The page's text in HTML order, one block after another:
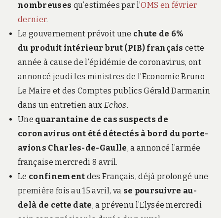
nombreuses qu’estimées par l’OMS en février
dernier.
Le gouvernement prévoit une chute de 6%
du produit intérieur brut (PIB) françaiscette
année à cause de l’épidémie de coronavirus, ont
annoncé jeudi les ministres de l’Economie Bruno
Le Maire et des Comptes publics Gérald Darmanin
dans un entretien auxEchos.
Une quarantaine de cas suspects de
coronavirus ont été détectés à bord du porte-
avions Charles-de-Gaulle, a annoncé l’armée
française mercredi 8 avril.
Le confinement des Français, déjà prolongé une
première fois au 15 avril, va se poursuivre au-
delà de cette date, a prévenu l’Elysée mercredi